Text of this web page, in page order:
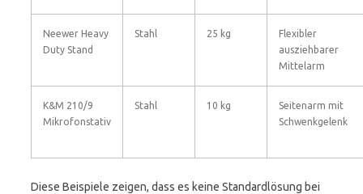
Neewer Heavy
Duty Stand
Stahl 25 kg
Flexibler
ausziehbarer
Mittelarm
K&M 210/9
Mikrofonstativ
Stahl 10 kg
Seitenarm mit
Schwenkgelenk
Diese Beispiele zeigen, dass es keine Standardlösung bei